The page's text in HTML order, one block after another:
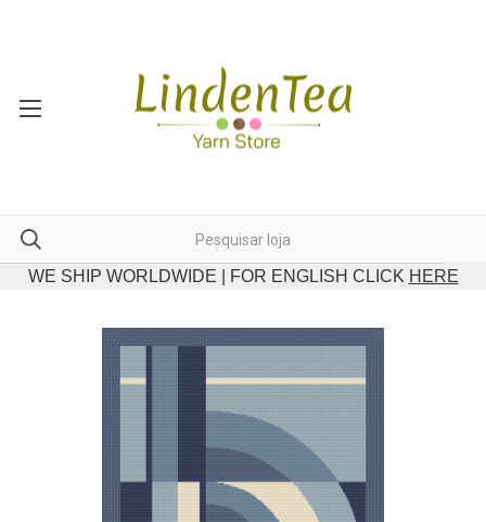
WE SHIP WORLDWIDE | FOR ENGLISH CLICK HERE